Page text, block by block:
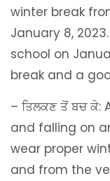
winter break
January 8,
school on
break and a
– ਤਿਲਕਣ ਤੋਂ ਬਚ
and falling on
wear proper
and from the